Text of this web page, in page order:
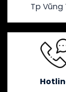
Tp Vũng